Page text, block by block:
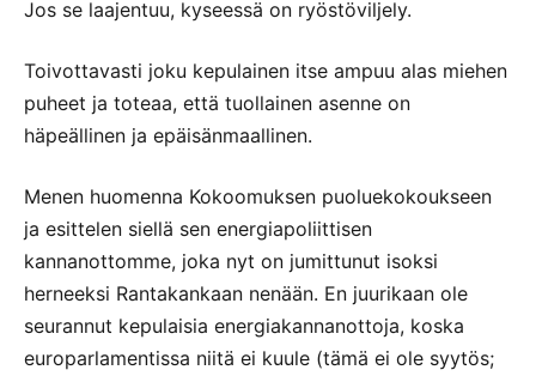
Jos se laajentuu, kyseessä on ryöstöviljely.
Toivottavasti joku kepulainen itse ampuu alas miehen
puheet ja toteaa, että tuollainen asenne on
häpeällinen ja epäisänmaallinen.
Menen huomenna Kokoomuksen puoluekokoukseen
ja esittelen siellä sen energiapoliittisen
kannanottomme, joka nyt on jumittunut isoksi
herneeksi Rantakankaan nenään. En juurikaan ole
seurannut kepulaisia energiakannanottoja, koska
europarlamentissa niitä ei kuule (tämä ei ole syytös;